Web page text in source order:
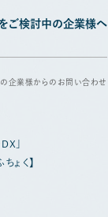
ご検討中の企業様へ
企業様からのお問い合わせ
」
ょく】